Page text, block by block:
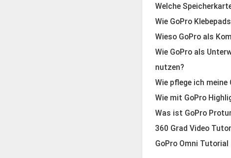
Welche
Wie GoPro
Wieso GoPro als
Wie GoPro als
nutzen?
Wie pflege ich meine
Wie mit GoPro
Was ist GoPro
360 Grad Video
GoPro Omni Tutorial